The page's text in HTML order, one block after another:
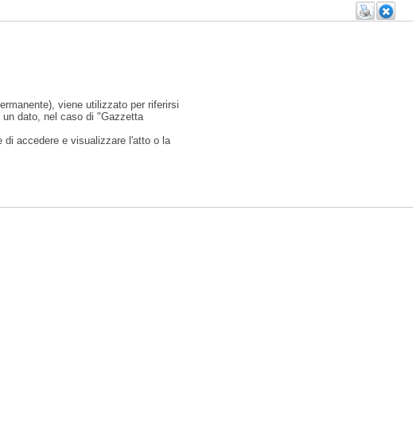
viene utilizzato per riferirsi
dato, nel caso di "Gazzetta
di accedere e visualizzare l'atto o la